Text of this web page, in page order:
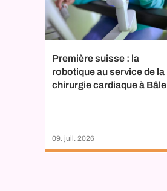
Première suisse : la
robotique au service de la
chirurgie cardiaque à Bâle
09. juil. 2026